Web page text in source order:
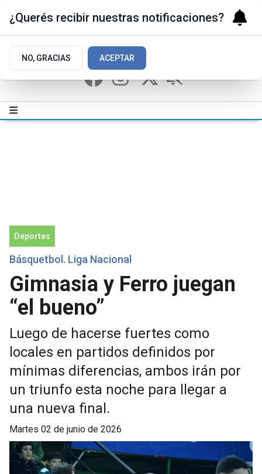
Deportes
Básquetbol. Liga Nacional
Gimnasia y Ferro juegan
“el bueno”
Luego de hacerse fuertes como
locales en partidos definidos por
mínimas diferencias, ambos irán por
un triunfo esta noche para llegar a
una nueva final.
martes 02 de junio de 2026
¿Querés recibir nuestras notificaciones?
NO, GRACIAS ACEPTAR